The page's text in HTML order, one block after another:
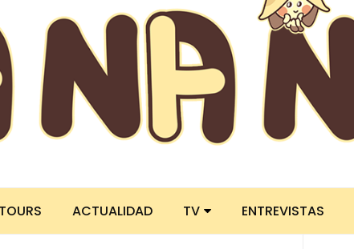
TOURS ACTUALIDAD TV ENTREVISTAS